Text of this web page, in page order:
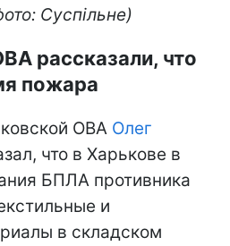
Суспільне)
рассказали, что
пожара
ОВА Олег
что в Харькове в
БПЛА противника
и
в складском